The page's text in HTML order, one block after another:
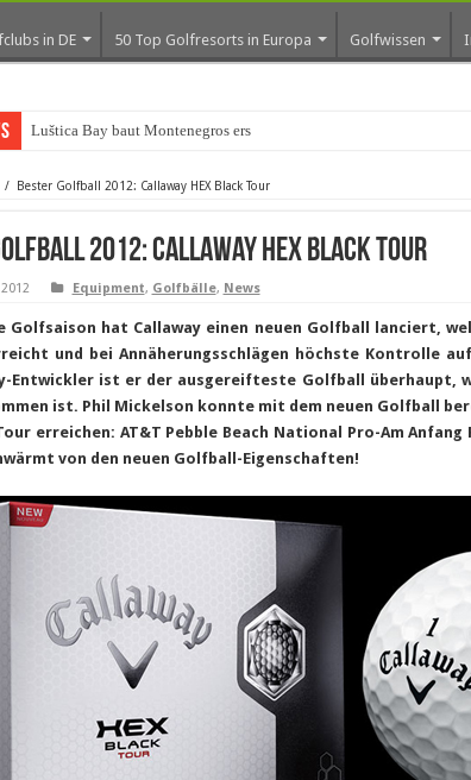
in DE 50 Top Golfresorts in Europa Golfwissen
Luštica Bay baut Montenegros erste Golf-Community
/ Bester Golfball 2012: Callaway HEX Black Tour
2012: Callaway HEX Black Tour
Equipment, Golfbälle, News
Golfsaison hat Callaway einen neuen Golfball lanciert,
und bei Annäherungsschlägen höchste Kontrolle
Entwickler ist er der ausgereifteste Golfball überhaupt,
ist. Phil Mickelson konnte mit dem neuen Golfball
erreichen: AT&T Pebble Beach National Pro-Am Anfang
von den neuen Golfball-Eigenschaften!